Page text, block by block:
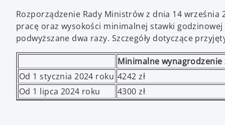
Rozporządzenie Rady Ministrów z dnia 14
pracę oraz wysokości minimalnej stawki
podwyższane dwa razy. Szczegóły dotyczące
Minimalne wynagrodzenie
Od 1 stycznia 2024 roku 4242 zł
Od 1 lipca 2024 roku
4300 zł